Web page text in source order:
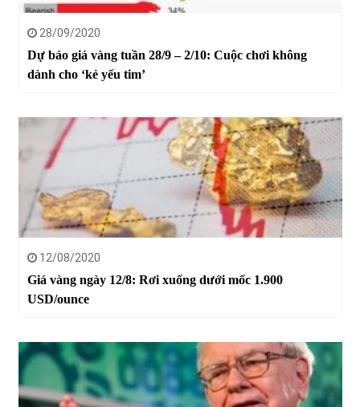
28/09/2020
Dự báo giá vàng tuần 28/9 – 2/10: Cuộc chơi không
dành cho ‘kẻ yếu tim’
12/08/2020
Giá vàng ngày 12/8: Rơi xuống dưới mốc 1.900
USD/ounce